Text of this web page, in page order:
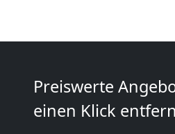
Preiswerte
einen Klick